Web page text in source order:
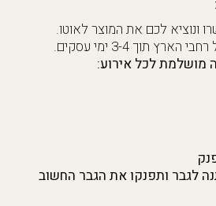
ונוציא לכם את המוצר לאוטו.
תוך 3-4 ימי עסקים.
מושלמת לכל אירוע:
לגבר ותפנקו את הגבר החשוב